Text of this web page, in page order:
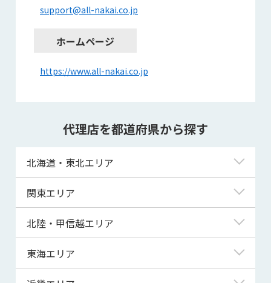
support@all-nakai.co.jp
ホームページ
https://www.all-nakai.co.jp
代理店を都道府県から探す
北海道・東北エリア
北海道
青森県
宮城県
関東エリア
東京都
神奈川県
埼玉県
北陸・甲信越エリア
新潟県
富山県
東海エリア